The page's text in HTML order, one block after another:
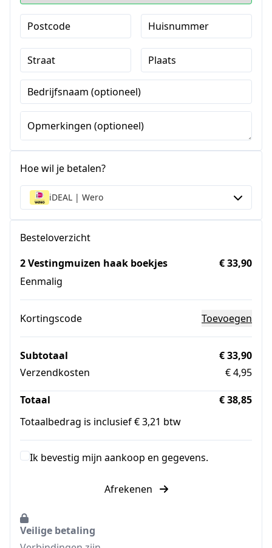
Postcode Huisnummer
Straat Plaats
Bedrijfsnaam (optioneel)
Opmerkingen (optioneel)
Hoe wil je betalen?
iDEAL | Wero
Besteloverzicht
2 Vestingmuizen haak boekjes
Eenmalig
€ 33,90
Kortingscode Toevoegen
Subtotaal
€ 33,90
Verzendkosten
€ 4,95
Totaal
€ 38,85
Totaalbedrag is inclusief € 3,21 btw
Ik bevestig mijn aankoop en gegevens.
Afrekenen
Veilige betaling